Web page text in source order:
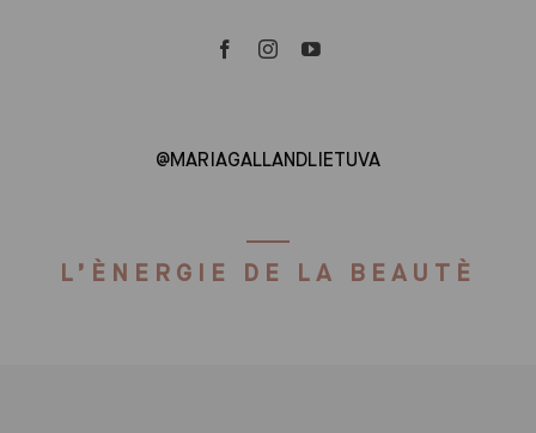
@MARIAGALLANDLIETUVA
L’ÈNERGIE DE LA BEAUTÈ